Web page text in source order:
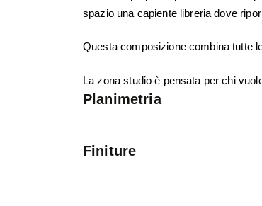
spazio una capiente libreria dove
Questa composizione combina tutte
La zona studio è pensata per chi
Planimetria
Finiture